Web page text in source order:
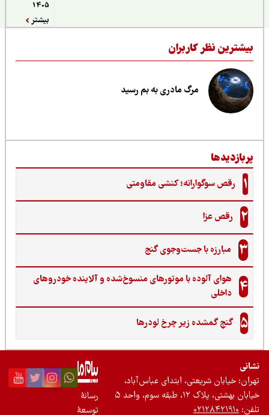
نظر کاربران
مرگ مادری به بم رسید
رقص سوگوارانه؛ کنشی مقاومتی
رقص عزا
مبارزه با جست‌وجوی گنج‌
هوای آلوده با موتورهای منسوخ‌شده و آلاینده خودروهای
داخلی
گنجِ گمشده زیر چرخ لودرها
خیابان شریعتی، ابتدای عباس‌آباد،
بهشتی، پلاک ۱۲، طبقه سوم، واحد ۵
۰۲۱۲۸۴۲۱۹۱۰
رسانۀ
توسعۀ